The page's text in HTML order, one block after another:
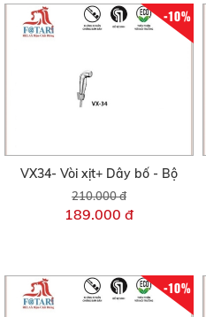
-10%
VX34- Vòi xịt+ Dây bố - Bộ
210.000 đ
189.000 đ
-10%